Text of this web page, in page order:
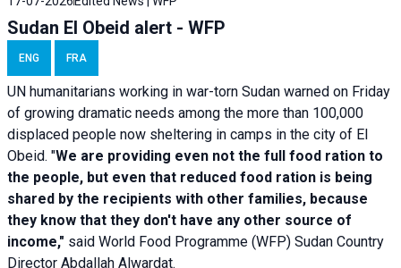
Sudan El Obeid alert - WFP
ENG FRA
UN humanitarians working in war-torn Sudan warned on Friday
of growing dramatic needs among the more than 100,000
displaced people now sheltering in camps in the city of El
Obeid. "We are providing even not the full food ration to
the people, but even that reduced food ration is being
shared by the recipients with other families, because
they know that they don't have any other source of
income," said World Food Programme (WFP) Sudan Country
Director Abdallah Alwardat.